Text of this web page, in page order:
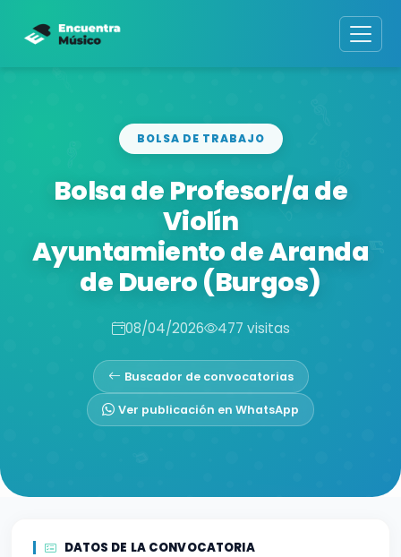
BOLSA DE TRABAJO
Bolsa de Profesor/a de
Violín
Ayuntamiento de Aranda
de Duero (Burgos)
08/04/2026 477 visitas
Buscador de convocatorias
Ver publicación en WhatsApp
DATOS DE LA CONVOCATORIA